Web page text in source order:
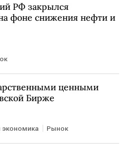
РФ закрылся
фоне снижения нефти и
ценными
Бирже
Рынок